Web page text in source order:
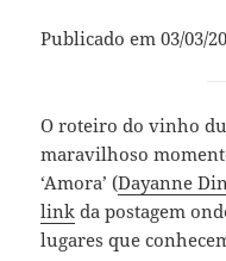
Publicado em 03/03/
O roteiro do vinho
maravilhoso
‘Amora’ (Dayanne
link da postagem
lugares que